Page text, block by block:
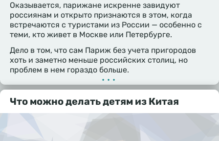
Оказывается, парижане искренне завидуют
россиянам и открыто признаются в этом, когда
встречаются с туристами из России — особенно с
теми, кто живет в Москве или Петербурге.
Дело в том, что сам Париж без учета пригородов
хоть и заметно меньше российских столиц, но
проблем в нем гораздо больше.
•••
Что можно делать детям из Китая